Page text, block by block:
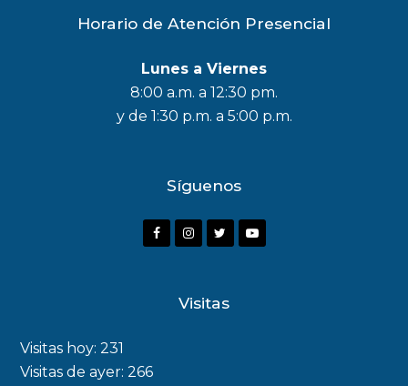
Horario de Atención Presencial
Lunes a Viernes
8:00 a.m. a 12:30 pm.
y de 1:30 p.m. a 5:00 p.m.
Síguenos
F
I
Y
Visitas
Visitas hoy:231
Visitas de ayer:266